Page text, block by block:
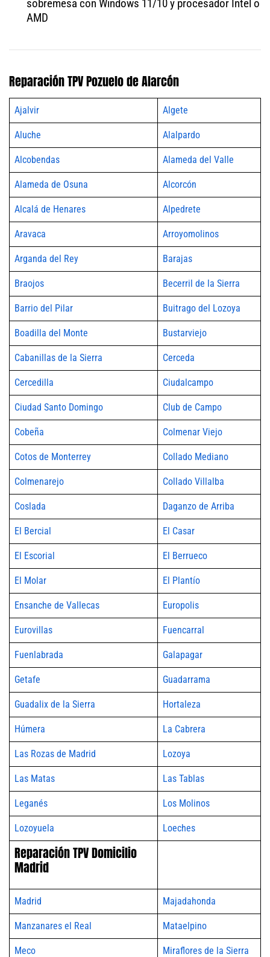
sobremesa con Windows 11/10 y procesador Intel o
AMD
Reparación TPV Pozuelo de Alarcón
Ajalvir Algete
Aluche Alalpardo
Alcobendas Alameda del Valle
Alameda de Osuna Alcorcón
Alcalá de Henares Alpedrete
Aravaca Arroyomolinos
Arganda del Rey Barajas
Braojos Becerril de la Sierra
Barrio del Pilar Buitrago del Lozoya
Boadilla del Monte Bustarviejo
Cabanillas de la Sierra Cerceda
Cercedilla Ciudalcampo
Ciudad Santo Domingo Club de Campo
Cobeña Colmenar Viejo
Cotos de Monterrey Collado Mediano
Colmenarejo Collado Villalba
Coslada Daganzo de Arriba
El Bercial El Casar
El Escorial El Berrueco
El Molar El Plantío
Ensanche de Vallecas Europolis
Eurovillas Fuencarral
Fuenlabrada Galapagar
Getafe Guadarrama
Guadalix de la Sierra Hortaleza
Húmera La Cabrera
Las Rozas de Madrid Lozoya
Las Matas Las Tablas
Leganés Los Molinos
Lozoyuela Loeches
Reparación TPV Domicilio
Madrid
Madrid Majadahonda
Manzanares el Real Mataelpino
Meco Miraflores de la Sierra